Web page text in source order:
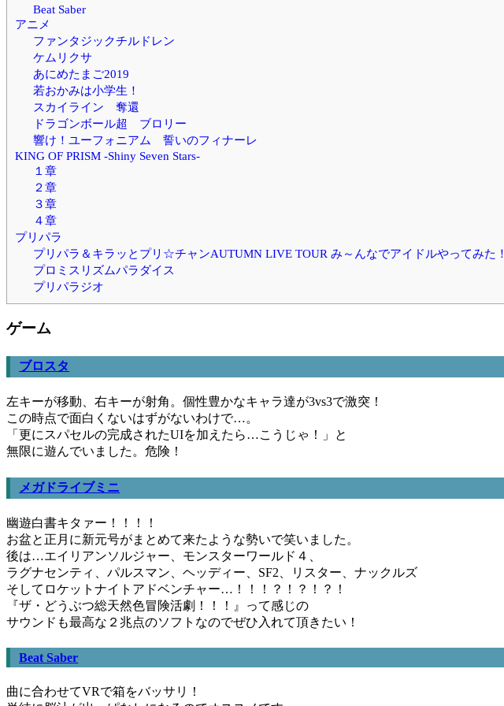
Beat Saber
アニメ
ファンタジックチルドレン
ケムリクサ
あにめたまご2019
若おかみは小学生！
スカイライン 奪還
ドラゴンボール超 ブロリー
響け！ユーフォニアム 誓いのフィナーレ
KING OF PRISM -Shiny Seven Stars-
１章
２章
３章
４章
プリパラ
プリパラ＆キラッとプリ☆チャンAUTUMN LIVE TOUR み～んなでアイドルやってみた！
プロミスリズムパラダイス
プリパラジオ
ゲーム
ブロスタ
左キーが移動、右キーが射角。個性豊かなキャラ達が3vs3で激突！
この時点で面白くないはずがないわけで…。
「更にスパセルの完成されたUIを加えたら…こうじゃ！」と
無限に遊んでいました。危険！
メガドライブミニ
幽遊白書キタァー！！！！
お盆と正月に新元号がまとめて来たような勢いで笑いました。
後は…エイリアンソルジャー、モンスターワールド４、
ラグナセンティ、パルスマン、ヘッディー、SF2、リスター、ナックルズ
そしてロケットナイトアドベンチャー…！！！？！？！？！
『ザ・どうぶつ総天然色冒険活劇！！！』って感じの
サウンドも最高な２兆点のソフトなのでぜひ入れて頂きたい！
Beat Saber
曲に合わせてVRで箱をバッサリ！